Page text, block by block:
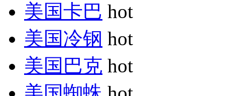
美国卡巴 hot
美国冷钢 hot
美国巴克 hot